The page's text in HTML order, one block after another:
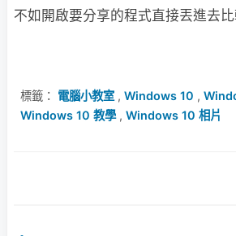
不如開啟要分享的程式直接丟進去比
標籤： 電腦小教室 , Windows 10 ,
Windows 10 教學, Windows 10 相片